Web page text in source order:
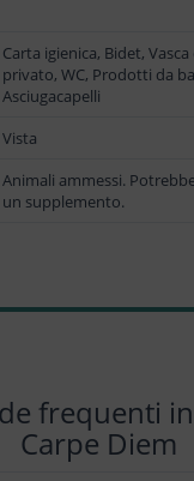
Carta igienica, Bidet,
privato, WC, Prodotti da
Asciugacapelli
Vista
Animali ammessi.
un supplemento.
frequenti
Carpe Diem